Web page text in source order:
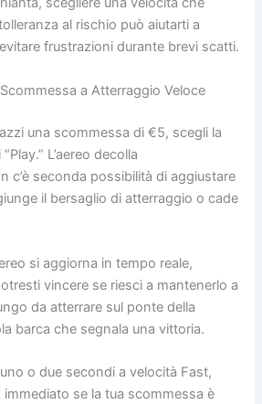
al rischio può aiutarti a
frustrazioni durante brevi scatti.
a Atterraggio Veloce
una scommessa di €5, scegli la
L’aereo decolla
c’è seconda possibilità di aggiustare
il bersaglio di atterraggio o cade
si aggiorna in tempo reale,
vincere se riesci a mantenerlo a
da atterrare sul ponte della
barca che segnala una vittoria.
o due secondi a velocità Fast,
se la tua scommessa è